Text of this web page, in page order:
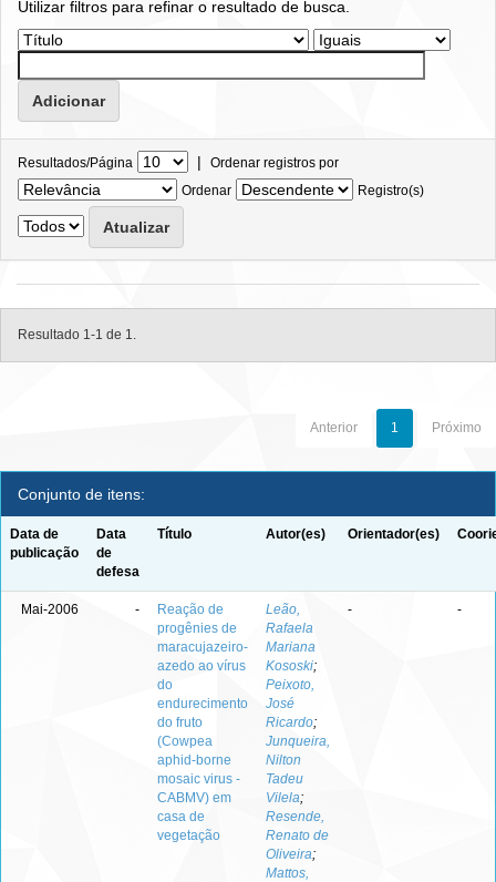
Utilizar filtros para refinar o resultado de busca.
Resultados/Página | Ordenar registros por
Ordenar
Registro(s)
Resultado 1-1 de 1.
Anterior 1 Próximo
Conjunto de itens:
Data de
publicação
Data
de
defesa
Título Autor(es) Orientador(es)
Mai-2006 -
Reação de
progênies de
maracujazeiro-
azedo ao vírus
do
endurecimento
do fruto
(Cowpea
aphid-borne
mosaic virus -
CABMV) em
casa de
vegetação
Leão,
Rafaela
Mariana
Kososki;
Peixoto,
José
Ricardo;
Junqueira,
Nilton
Tadeu
Vilela;
Resende,
Renato de
Oliveira;
Mattos,
- -